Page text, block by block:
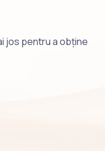
jos pentru a obține